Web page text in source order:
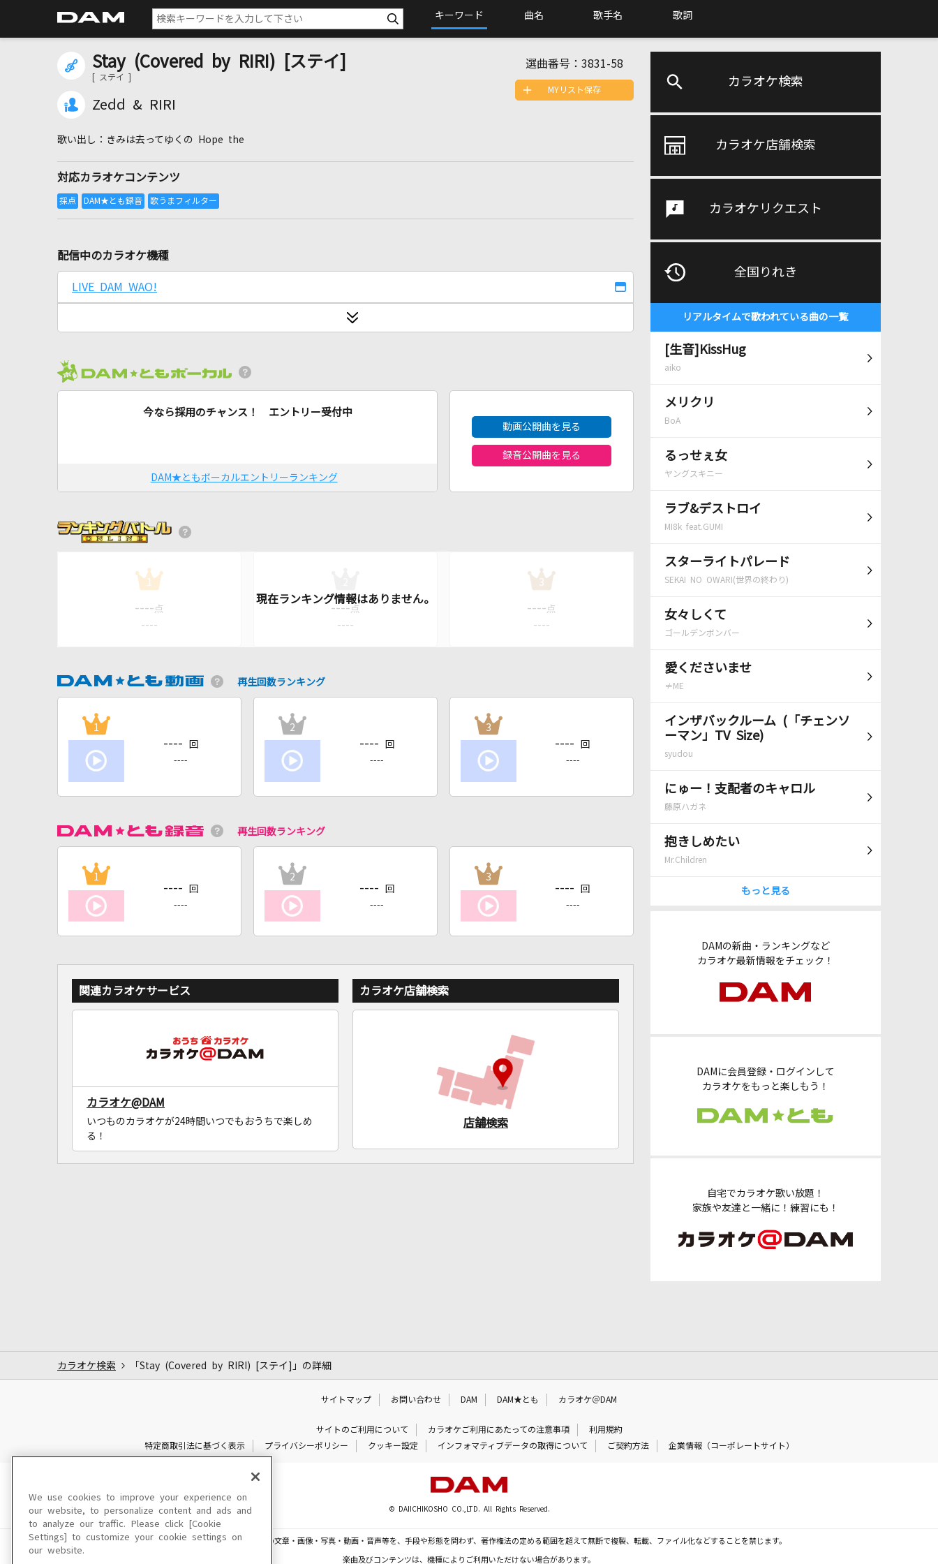
キーワード 曲名 歌手名 歌詞
カラオケ検索
カラオケ店舗検索
カラオケリクエスト
全国りれき
リアルタイムで歌われている曲の一覧
[生音]KissHug
aiko
メリクリ
BoA
るっせぇ女
ヤングスキニー
ラブ&デストロイ
MI8k feat.GUMI
スターライトパレード
SEKAI NO OWARI(世界の終わり)
女々しくて
ゴールデンボンバー
愛くださいませ
≠ME
インザバックルーム (「チェンソ
ーマン」TV Size)
syudou
にゅー！支配者のキャロル
藤原ハガネ
抱きしめたい
Mr.Children
もっと見る
DAMの新曲・ランキングなど
カラオケ最新情報をチェック！
DAMに会員登録・ログインして
カラオケをもっと楽しもう！
自宅でカラオケ歌い放題！
家族や友達と一緒に！練習にも！
Stay (Covered by RIRI) [ステイ]
[ ステイ ]
Zedd & RIRI
選曲番号： 3831-58
きみは去ってゆくの Hope the
対応カラオケコンテンツ
MYリスト保存
配信中のカラオケ機種
LIVE DAM WAO!
今なら採用のチャンス！ エントリー受付中
DAM★ともボーカルエントリーランキング
動画公開曲を見る
録音公開曲を見る
1
---- 点
----
---- 点
----
3
---- 点
----
再生回数ランキング
1
---- 回
----
2
---- 回
----
3
---- 回
----
再生回数ランキング
1
---- 回
----
2
---- 回
----
3
---- 回
----
関連カラオケサービス
カラオケ@DAM
いつものカラオケが24時間いつでもおうちで楽しめ
る！
カラオケ店舗検索
店舗検索
カラオケ検索 「Stay (Covered by RIRI) [ステイ]」の詳細
サイトマップ お問い合わせ DAM DAM★とも カラオケ＠DAM
サイトのご利用について カラオケご利用にあたっての注意事項
利用規約
特定商取引法に基づく表示
プライバシーポリシー クッキー設定 インフォマティブデータの取得について ご契約方法 企業情報（コーポレートサイト）
© DAIICHIKOSHO CO.,LTD. All Rights Reserved.
このサイトに掲載されている一切の文章・画像・写真・動画・音声等を、手段や形態を問わず、著作権法の定める範囲を超えて無断で複製、転載、ファイル化などすることを禁じます。
楽曲及びコンテンツは、機種によりご利用いただけない場合があります。
We use cookies to improve your experience on
our website, to personalize content and ads and
to analyze our traffic. Please click [Cookie
Settings] to customize your cookie settings on
our website.